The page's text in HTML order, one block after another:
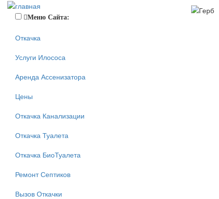
Меню Сайта:
Откачка
Услуги Илососа
Аренда Ассенизатора
Цены
Откачка Канализации
Откачка Туалета
Откачка БиоТуалета
Ремонт Септиков
Вызов Откачки